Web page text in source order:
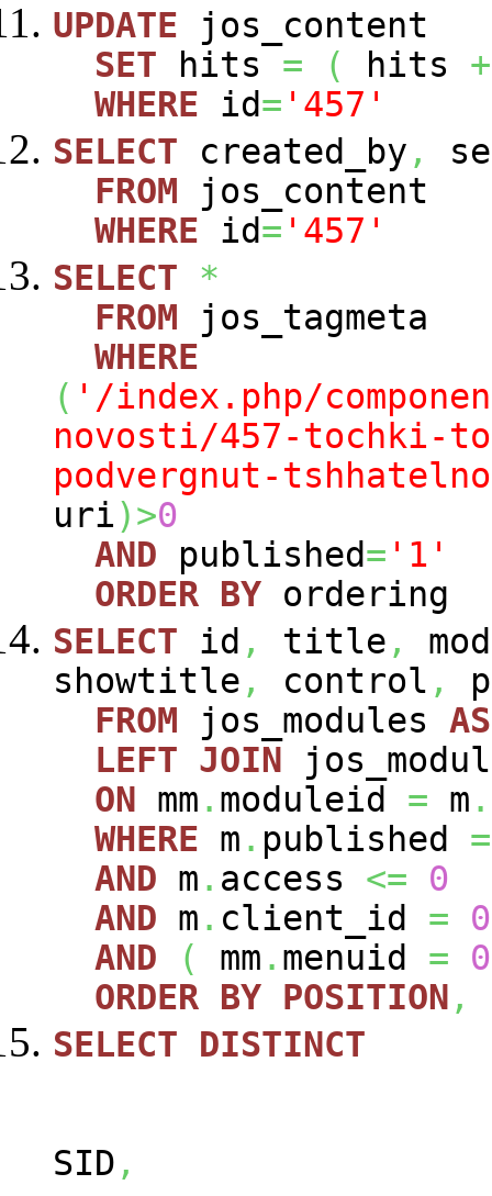
UPDATE jos_content
SET hits = ( hits +
WHERE id= '457'
SELECT created_by ,
FROM jos_content
WHERE id= '457'
SELECT
*
FROM jos_tagmeta
WHERE
( '/index.php/
novosti/457-tochki-
podvergnut-
uri)>0
AND published= '1'
ORDER BY ordering
SELECT id , title ,
showtitle , control ,
FROM jos_modules AS
LEFT JOIN
ON mm . moduleid = m .
WHERE m . published =
AND m . access <=
0
AND m . client_id =
0
AND
( mm . menuid =
0
ORDER BY POSITION ,
SELECT
DISTINCT
SID ,